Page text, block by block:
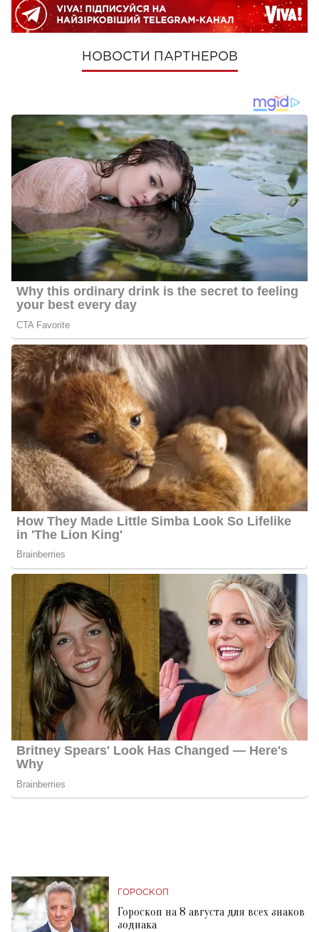
НОВОСТИ ПАРТНЕРОВ
ГОРОСКОП
Гороскоп на 8 августа для всех знаков
зодиака